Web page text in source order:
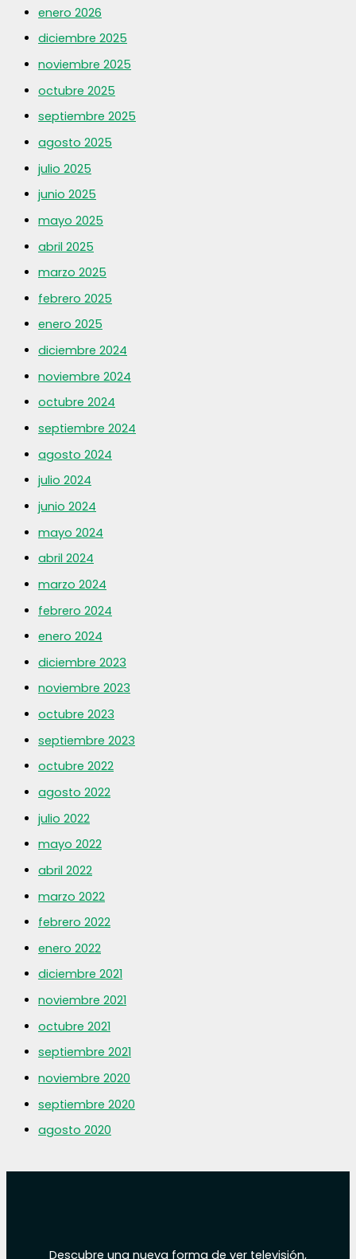
enero 2026
diciembre 2025
noviembre 2025
octubre 2025
septiembre 2025
agosto 2025
julio 2025
junio 2025
mayo 2025
abril 2025
marzo 2025
febrero 2025
enero 2025
diciembre 2024
noviembre 2024
octubre 2024
septiembre 2024
agosto 2024
julio 2024
junio 2024
mayo 2024
abril 2024
marzo 2024
febrero 2024
enero 2024
diciembre 2023
noviembre 2023
octubre 2023
septiembre 2023
octubre 2022
agosto 2022
julio 2022
mayo 2022
abril 2022
marzo 2022
febrero 2022
enero 2022
diciembre 2021
noviembre 2021
octubre 2021
septiembre 2021
noviembre 2020
septiembre 2020
agosto 2020
Descubre una nueva forma de ver televisión,